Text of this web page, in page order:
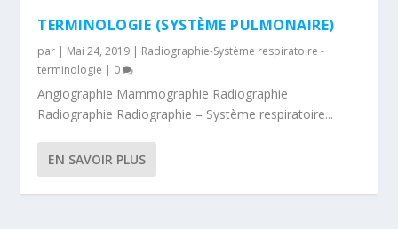
TERMINOLOGIE (SYSTÈME PULMONAIRE)
par | Mai 24, 2019 | Radiographie-Système respiratoire -
terminologie | 0
Angiographie Mammographie Radiographie
Radiographie Radiographie – Système respiratoire...
EN SAVOIR PLUS